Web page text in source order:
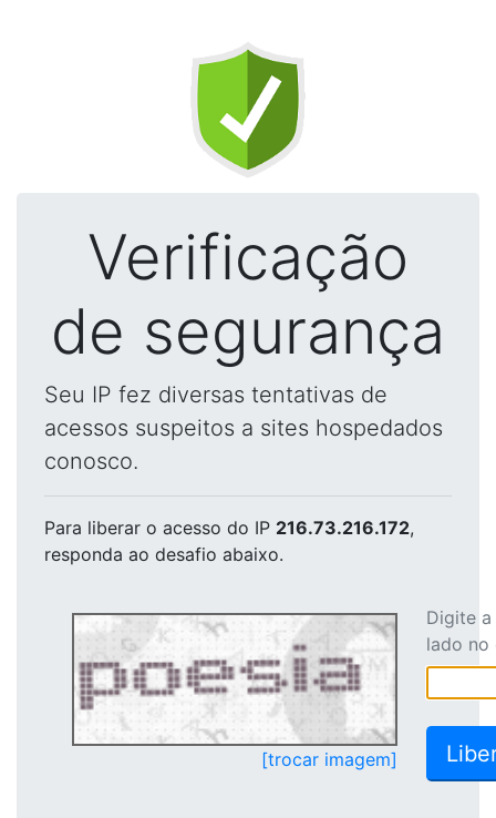
Verificação
de segurança
Seu IP fez diversas tentativas de
acessos suspeitos a sites hospedados
conosco.
Para liberar o acesso do IP 216.73.216.172,
responda ao desafio abaixo.
[trocar imagem]
Digite
lado no